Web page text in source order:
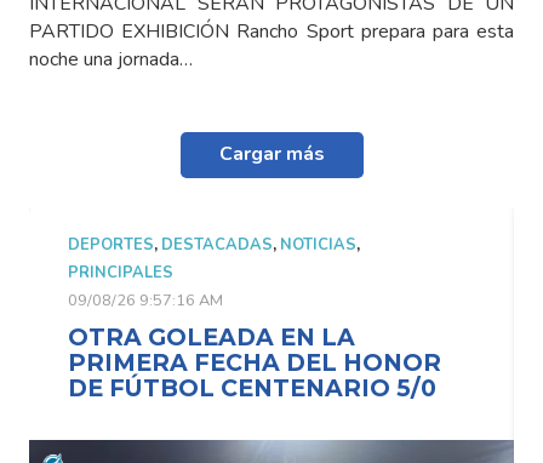
PARTIDO EXHIBICIÓN Rancho Sport prepara para esta
noche una jornada…
Cargar más
DEPORTES, DESTACADAS, NOTICIAS,
PRINCIPALES
09/08/26 9:57:16 AM
OTRA GOLEADA EN LA
PRIMERA FECHA DEL HONOR
DE FÚTBOL CENTENARIO 5/0